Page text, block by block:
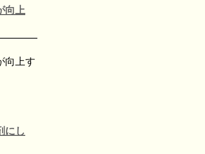
向上
向上す
にし